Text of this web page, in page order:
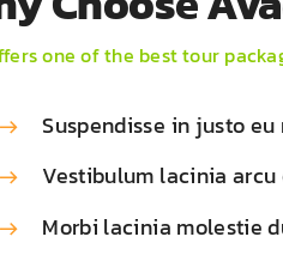
one of the best tour
Suspendisse in justo
Vestibulum lacinia
Morbi lacinia molestie